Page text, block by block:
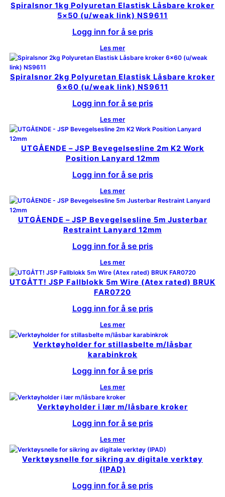
Spiralsnor 1kg Polyuretan Elastisk Låsbare kroker
5×50 (u/weak link) NS9611
Logg inn for å se pris
Les mer
Spiralsnor 2kg Polyuretan Elastisk Låsbare kroker
6×60 (u/weak link) NS9611
Logg inn for å se pris
Les mer
UTGÅENDE – JSP Bevegelsesline 2m K2 Work
Position Lanyard 12mm
Logg inn for å se pris
Les mer
UTGÅENDE – JSP Bevegelsesline 5m Justerbar
Restraint Lanyard 12mm
Logg inn for å se pris
Les mer
UTGÅTT! JSP Fallblokk 5m Wire (Atex rated) BRUK
FAR0720
Logg inn for å se pris
Les mer
Verktøyholder for stillasbelte m/låsbar
karabinkrok
Logg inn for å se pris
Les mer
Verktøyholder i lær m/låsbare kroker
Logg inn for å se pris
Les mer
Verktøysnelle for sikring av digitale verktøy
(IPAD)
Logg inn for å se pris